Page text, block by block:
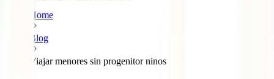
Home
Blog
Viajar menores sin progenitor ninos